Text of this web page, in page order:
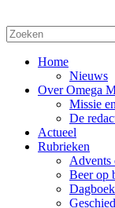
Home
Nieuws
Over Omega
Missie
De
Actueel
Rubrieken
Advents
Beer op